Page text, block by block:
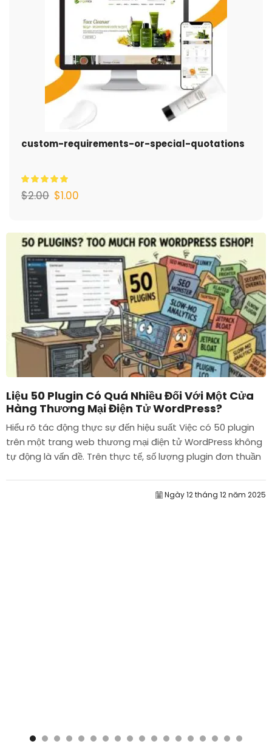
custom-requirements-or-special-quotations
$2.00 $1.00
Liệu 50 Plugin Có Quá Nhiều Đối Với Một Cửa
Hàng Thương Mại Điện Tử WordPress?
Hiểu rõ tác động thực sự đến hiệu suất Việc có 50 plugin
trên một trang web thương mại điện tử WordPress không
tự động là vấn đề. Trên thực tế, số lượng plugin đơn thuần
Ngày 12 tháng 12 năm 2025